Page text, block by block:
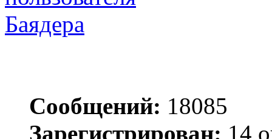
Баядера
Сообщений: 18085
Зарегистрирован: 14